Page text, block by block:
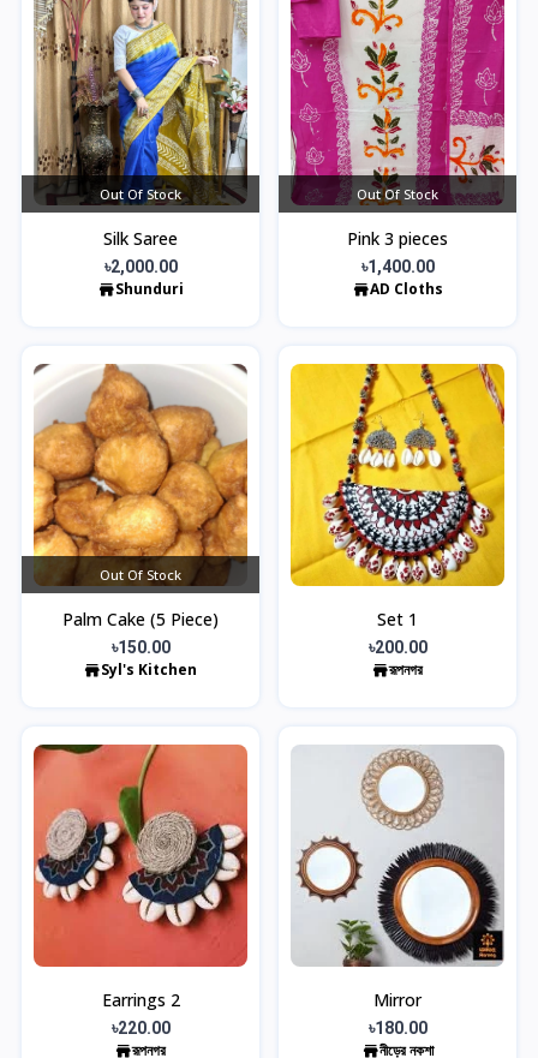
Out Of Stock
Silk Saree
৳2,000.00
Shunduri
Out Of Stock
Pink 3 pieces
৳1,400.00
AD Cloths
Out Of Stock
Palm Cake (5 Piece)
৳150.00
Syl's Kitchen
Set 1
৳200.00
রূপনগর
Earrings 2
৳220.00
রূপনগর
Mirror
৳180.00
নীড়ের নকশা